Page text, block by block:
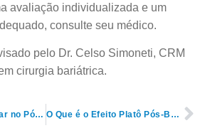
avaliação individualizada e um
consulte seu médico.
pelo Dr. Celso Simoneti, CRM
cirurgia bariátrica.
Reeducação Alimentar no Pós-Operatório: Como Evitar o Reganho de Peso O Que é o Efeito Platô Pós-Bariátrica